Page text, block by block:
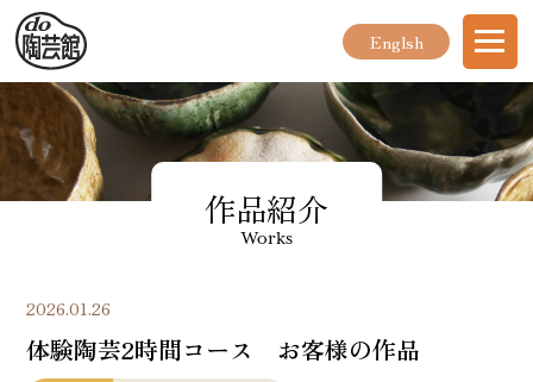
作品紹介
Works
2026.01.26
体験陶芸2時間コース お客様の作品
Englsh